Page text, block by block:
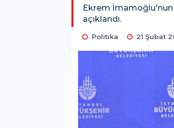
Ekrem İmamoğlu'nun
açıklandı.
Politika 21 Şubat